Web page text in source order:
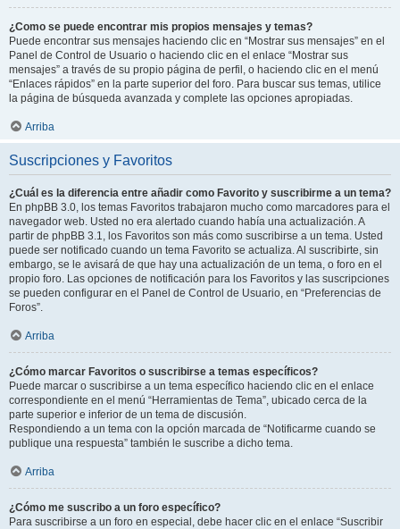
¿Como se puede encontrar mis propios mensajes y temas?
Puede encontrar sus mensajes haciendo clic en “Mostrar sus mensajes” en el
Panel de Control de Usuario o haciendo clic en el enlace “Mostrar sus
mensajes” a través de su propio página de perfil, o haciendo clic en el menú
“Enlaces rápidos” en la parte superior del foro. Para buscar sus temas, utilice
la página de búsqueda avanzada y complete las opciones apropiadas.
Arriba
Suscripciones y Favoritos
¿Cuál es la diferencia entre añadir como Favorito y suscribirme a un tema?
En phpBB 3.0, los temas Favoritos trabajaron mucho como marcadores para el
navegador web. Usted no era alertado cuando había una actualización. A
partir de phpBB 3.1, los Favoritos son más como suscribirse a un tema. Usted
puede ser notificado cuando un tema Favorito se actualiza. Al suscribirte, sin
embargo, se le avisará de que hay una actualización de un tema, o foro en el
propio foro. Las opciones de notificación para los Favoritos y las suscripciones
se pueden configurar en el Panel de Control de Usuario, en “Preferencias de
Foros”.
Arriba
¿Cómo marcar Favoritos o suscribirse a temas específicos?
Puede marcar o suscribirse a un tema específico haciendo clic en el enlace
correspondiente en el menú “Herramientas de Tema”, ubicado cerca de la
parte superior e inferior de un tema de discusión.
Respondiendo a un tema con la opción marcada de “Notificarme cuando se
publique una respuesta” también le suscribe a dicho tema.
Arriba
¿Cómo me suscribo a un foro específico?
Para suscribirse a un foro en especial, debe hacer clic en el enlace “Suscribir